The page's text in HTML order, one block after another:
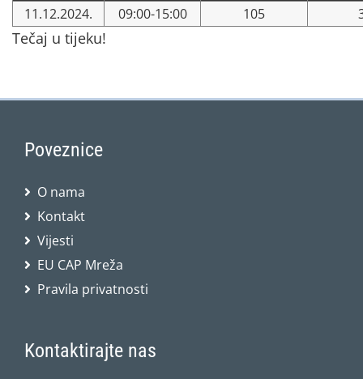
11.12.2024. 09:00-15:00 105
Tečaj u tijeku!
Poveznice
O nama
Kontakt
Vijesti
EU CAP Mreža
Pravila privatnosti
Kontaktirajte nas